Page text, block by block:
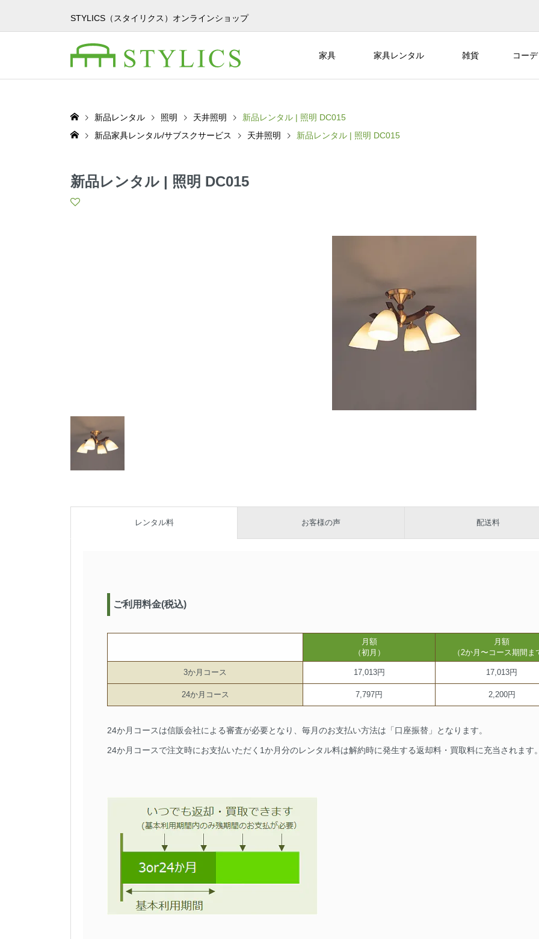
STYLICS（スタイリクス）オンラインショップ
家具 家具レンタル 雑貨 コー
新品レンタル 照明 天井照明
新品レンタル | 照明 DC015
新品家具レンタル/サブスクサービス
天井照明 新品レンタル | 照明 DC015
新品レンタル | 照明 DC015
レンタル料 お客様の声 配送料
ご利用料金(税込)
月額
（初月）
月額
（2か月〜コース期間ま
3か月コース 17,013円 17,013円
24か月コース 7,797円 2,200円
24か月コースは信販会社による審査が必要となり、毎月のお支払い方法は「口座振替」となります。
24か月コースで注文時にお支払いただく1か月分のレンタル料は解約時に発生する返却料・買取料に充当されます